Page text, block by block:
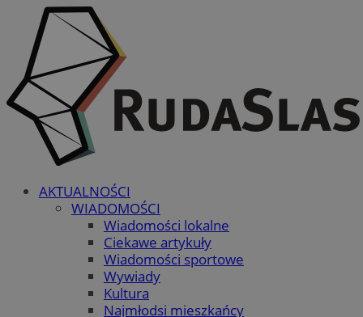
AKTUALNOŚCI
WIADOMOŚCI
Wiadomości lokalne
Ciekawe artykuły
Wiadomości sportowe
Wywiady
Kultura
Najmłodsi mieszkańcy